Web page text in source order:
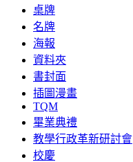
桌牌
名牌
海報
資料夾
書封面
插圖漫畫
TQM
畢業典禮
教學行政革新研討會
校慶